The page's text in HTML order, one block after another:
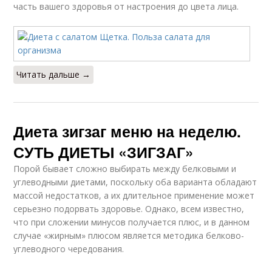
часть вашего здоровья от настроения до цвета лица.
Читать дальше →
Диета зигзаг меню на неделю.
СУТЬ ДИЕТЫ «ЗИГЗАГ»
Порой бывает сложно выбирать между белковыми и
углеводными диетами, поскольку оба варианта обладают
массой недостатков, а их длительное применение может
серьезно подорвать здоровье. Однако, всем известно,
что при сложении минусов получается плюс, и в данном
случае «жирным» плюсом является методика белково-
углеводного чередования.